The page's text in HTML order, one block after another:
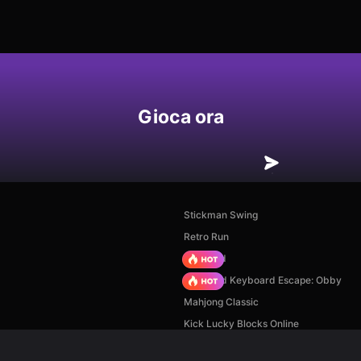
Gioca ora
Stickman Swing
Retro Run
TB World
+1 Speed Keyboard Escape: Obby
Mahjong Classic
Kick Lucky Blocks Online